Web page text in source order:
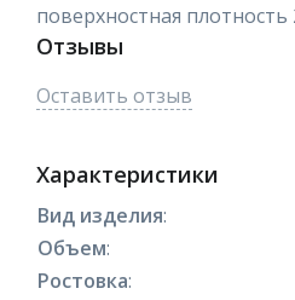
поверхностная плотность
Отзывы
Оставить отзыв
Характеристики
Вид изделия:
Объем:
Ростовка: